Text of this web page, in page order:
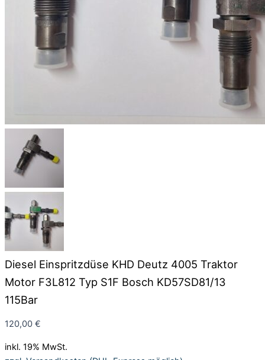
Diesel Einspritzdüse KHD Deutz 4005 Traktor
Motor F3L812 Typ S1F Bosch KD57SD81/13
115Bar
120,00 €
inkl. 19% MwSt.